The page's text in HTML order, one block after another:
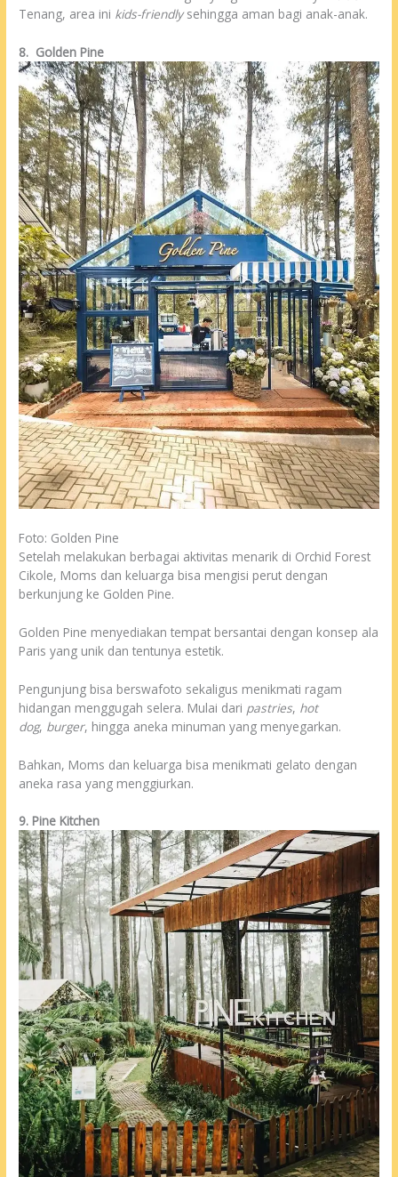
Tenang, area ini kids-friendlysehingga aman bagi anak-anak.
8. Golden Pine
Foto: Golden Pine
Setelah melakukan berbagai aktivitas menarik di Orchid Forest
Cikole, Moms dan keluarga bisa mengisi perut dengan
berkunjung ke Golden Pine.
Golden Pine menyediakan tempat bersantai dengan konsep ala
Paris yang unik dan tentunya estetik.
Pengunjung bisa berswafoto sekaligus menikmati ragam
hidangan menggugah selera. Mulai dari pastries, hot
dog, burger, hingga aneka minuman yang menyegarkan.
Bahkan, Moms dan keluarga bisa menikmati gelato dengan
aneka rasa yang menggiurkan.
9. Pine Kitchen